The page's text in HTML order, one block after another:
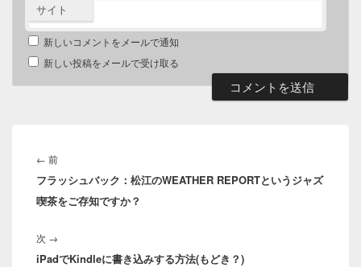
サイト
新しいコメントをメールで通知
新しい投稿をメールで受け取る
稿
ナ
ビ
ゲ
シ
← 前前
の
投
フラッシュバック：松江のWEATHER REPORTというジャズ
喫茶をご存知ですか？
次 →
の
iPadでKindleに書き込みする方法(もどき？)